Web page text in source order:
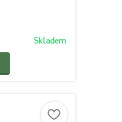
Skladem